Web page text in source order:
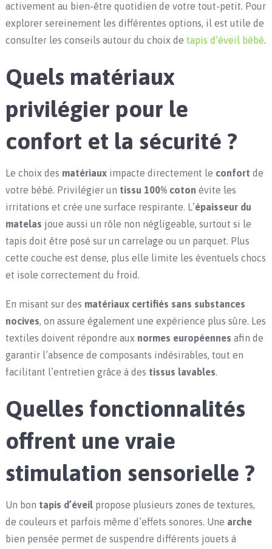
activement au bien-être quotidien de votre tout-petit. Pour
explorer sereinement les différentes options, il est utile de
consulter les conseils autour du choix de tapis d’éveil bébé.
Quels matériaux
privilégier pour le
confort et la sécurité ?
Le choix des matériauximpacte directement le confort de
votre bébé. Privilégier un tissu 100% coton évite les
irritations et crée une surface respirante. L’épaisseur du
matelas joue aussi un rôle non négligeable, surtout si le
tapis doit être posé sur un carrelage ou un parquet. Plus
cette couche est dense, plus elle limite les éventuels chocs
et isole correctement du froid.
En misant sur des matériaux certifiés sans substances
nocives, on assure également une expérience plus sûre. Les
textiles doivent répondre aux normes européennes afin de
garantir l’absence de composants indésirables, tout en
facilitant l’entretien grâce à des tissus lavables.
Quelles fonctionnalités
offrent une vraie
stimulation sensorielle ?
Un bon tapis d’éveilpropose plusieurs zones de textures,
de couleurs et parfois même d’effets sonores. Une arche
bien pensée permet de suspendre différents jouets à